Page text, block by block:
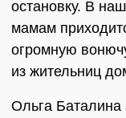
остановку. В
мамам
огромную
из жительниц
Ольга Баталина